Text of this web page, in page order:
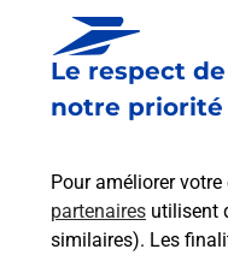
Le respect
notre priorité
Pour améliorer votre
partenaires utilisent
similaires). Les